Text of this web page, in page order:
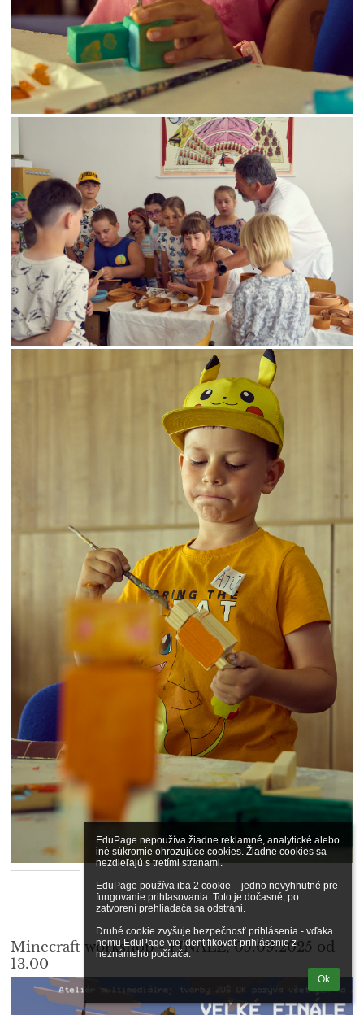
EduPage nepoužíva žiadne reklamné, analytické alebo
iné súkromie ohrozujúce cookies. Žiadne cookies sa
nezdieľajú s tretími stranami.
EduPage používa iba 2 cookie – jedno nevyhnutné pre
fungovanie prihlasovania. Toto je dočasné, po
zatvorení prehliadača sa odstráni.
Druhé cookie zvyšuje bezpečnosť prihlásenia - vďaka
nemu EduPage vie identifikovať prihlásenie z
neznámeho počítača.
Ok
Minecraft workshop - FINÁLE, 05.09.2025 od
13.00